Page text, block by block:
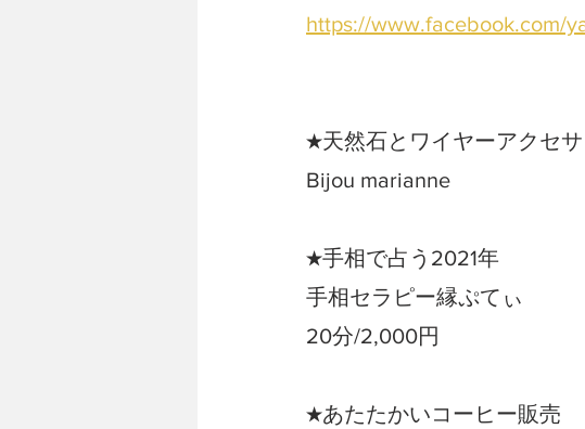
https://www.facebook.com/
★天然石とワイヤーアクセ
Bijou marianne
★手相で占う2021年
手相セラピー縁ぷてぃ
20分/2,000円
★あたたかいコーヒー販売